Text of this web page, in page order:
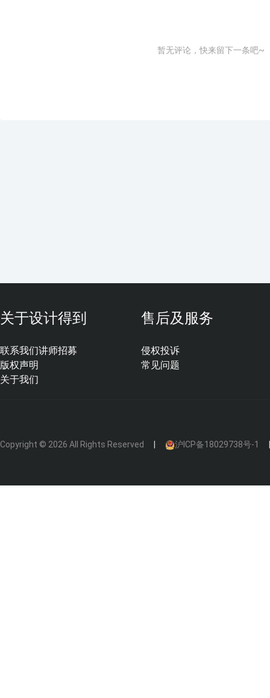
暂无评论，快来留下一条吧~
关于设计得到
联系我们
版权声明
关于我们
讲师招募
售后及服务
侵权投诉
常见问题
Copyright © 2026 All Rights Reserved 沪ICP备18029738号-1